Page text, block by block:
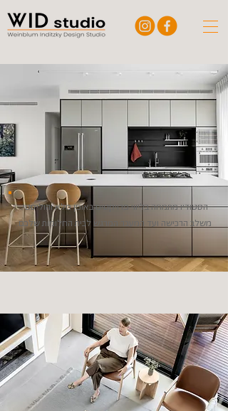
הסטודיו מתמחה בליווי פרויקטים באופן מלא והוליסטי.
משלב הרכישה ועד המעבר המרגש לבית החלומות שלכם.